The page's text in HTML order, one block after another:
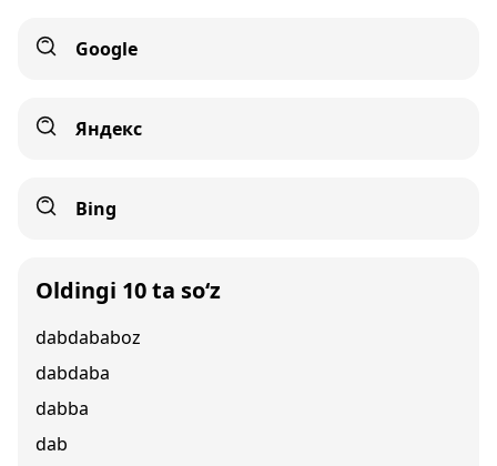
Google
Яндекс
Bing
Oldingi 10 ta so‘z
dabdababoz
dabdaba
dabba
dab